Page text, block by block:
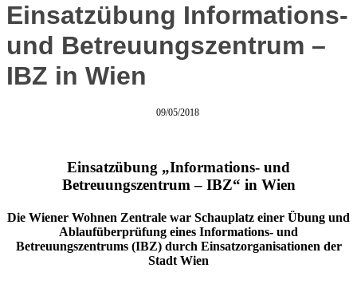
Einsatzübung Informations-
und Betreuungszentrum –
IBZ in Wien
09/05/2018
Einsatzübung „Informations- und
Betreuungszentrum – IBZ“ in Wien
Die Wiener Wohnen Zentrale war Schauplatz einer Übung und
Ablaufüberprüfung eines Informations- und
Betreuungszentrums (IBZ) durch Einsatzorganisationen der
Stadt Wien